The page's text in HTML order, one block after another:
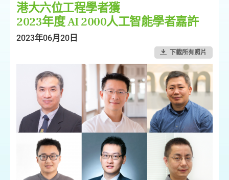
港大六位工程學者獲
2023年度 AI 2000人工智能學者嘉許
2023年06月20日
下載所有照片